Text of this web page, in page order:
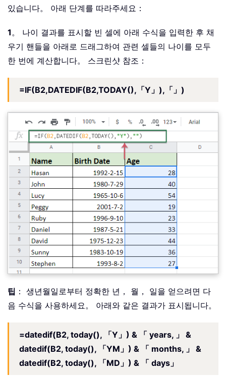
있습니다。 아래 단계를 따라주세요：
1。 나이 결과를 표시할 빈 셀에 아래 수식을 입력한 후 채
우기 핸들을 아래로 드래그하여 관련 셀들의 나이를 모두
한 번에 계산합니다。 스크린샷 참조：
=IF(B2,DATEDIF(B2,TODAY(),「Y」),「」)
팁 ： 생년월일로부터 정확한 년， 월， 일을 얻으려면 다
음 수식을 사용하세요。 아래와 같은 결과가 표시됩니다。
=datedif(B2, today(), 「Y」) & 「 years, 」 &
datedif(B2, today(), 「YM」) & 「 months, 」 &
datedif(B2, today(), 「MD」) & 「 days」